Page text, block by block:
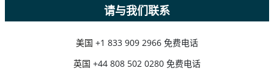
请与我们联系
美国 +1 833 909 2966 免费电话
英国 +44 808 502 0280 免费电话